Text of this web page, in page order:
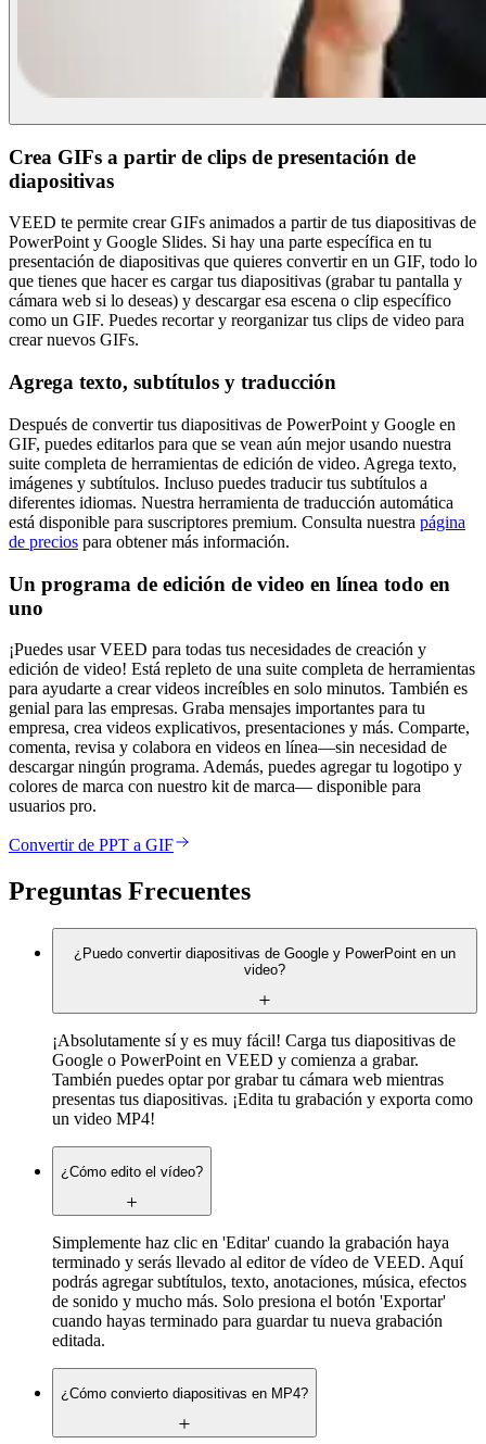
Crea GIFs a partir de clips de presentación de
diapositivas
VEED te permite crear GIFs animados a partir de tus diapositivas de
PowerPoint y Google Slides. Si hay una parte específica en tu
presentación de diapositivas que quieres convertir en un GIF, todo lo
que tienes que hacer es cargar tus diapositivas (grabar tu pantalla y
cámara web si lo deseas) y descargar esa escena o clip específico
como un GIF. Puedes recortar y reorganizar tus clips de video para
crear nuevos GIFs.
Agrega texto, subtítulos y traducción
Después de convertir tus diapositivas de PowerPoint y Google en
GIF, puedes editarlos para que se vean aún mejor usando nuestra
suite completa de herramientas de edición de video. Agrega texto,
imágenes y subtítulos. Incluso puedes traducir tus subtítulos a
diferentes idiomas. Nuestra herramienta de traducción automática
está disponible para suscriptores premium. Consulta nuestra página
de precios para obtener más información.
Un programa de edición de video en línea todo en
uno
¡Puedes usar VEED para todas tus necesidades de creación y
edición de video! Está repleto de una suite completa de herramientas
para ayudarte a crear videos increíbles en solo minutos. También es
genial para las empresas. Graba mensajes importantes para tu
empresa, crea videos explicativos, presentaciones y más. Comparte,
comenta, revisa y colabora en videos en línea—sin necesidad de
descargar ningún programa. Además, puedes agregar tu logotipo y
colores de marca con nuestro kit de marca— disponible para
usuarios pro.
Convertir de PPT a GIF
Preguntas Frecuentes
¿Puedo convertir diapositivas de Google y PowerPoint en un
video?
¡Absolutamente sí y es muy fácil! Carga tus diapositivas de
Google o PowerPoint en VEED y comienza a grabar.
También puedes optar por grabar tu cámara web mientras
presentas tus diapositivas. ¡Edita tu grabación y exporta como
un video MP4!
¿Cómo edito el vídeo?
Simplemente haz clic en 'Editar' cuando la grabación haya
terminado y serás llevado al editor de vídeo de VEED. Aquí
podrás agregar subtítulos, texto, anotaciones, música, efectos
de sonido y mucho más. Solo presiona el botón 'Exportar'
cuando hayas terminado para guardar tu nueva grabación
editada.
¿Cómo convierto diapositivas en MP4?